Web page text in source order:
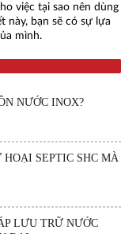
việc tại sao nên dùng
này, bạn sẽ có sự lựa
mình.
NƯỚC INOX?
SEPTIC SHC MÀ
LƯU TRỮ NƯỚC